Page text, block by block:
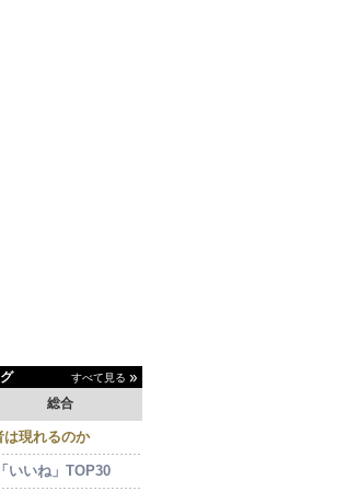
すべて見る
総合
は現れるのか
いいね」TOP30